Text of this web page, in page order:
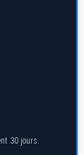
30 jours.